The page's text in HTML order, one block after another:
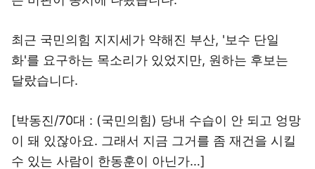
최근 국민의힘 지지세가 약해진 부산, '보수 단일
화'를 요구하는 목소리가 있었지만, 원하는 후보는
달랐습니다.
[박동진/70대 : (국민의힘) 당내 수습이 안 되고 엉망
이 돼 있잖아요. 그래서 지금 그거를 좀 재건을 시킬
수 있는 사람이 한동훈이 아닌가…]